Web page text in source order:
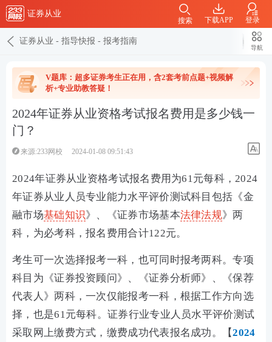
证券从业
下载APP 登录
搜索
证券从业 - 指导快报 - 报考指南
导航
V题库：超多证券考生正在用，含2套考前点题+视频解
析+专业助教答疑！
2024年证券从业资格考试报名费用是多少钱一
门？
来源:233网校 2024-01-08 09:51:43
2024年证券从业资格考试报名费用为61元每科，2024
年证券从业人员专业能力水平评价测试科目包括《金
融市场基础知识》、《证券市场基本法律法规》两
科，为必考科，报名费用合计122元。
考生可一次选择报考一科，也可同时报考两科。专项
科目为《证券投资顾问》、《证券分析师》、《保荐
代表人》两科，一次仅能报考一科，根据工作方向选
择，也是61元每科。证券行业专业人员水平评价测试
采取网上缴费方式，缴费成功代表报名成功。【2024